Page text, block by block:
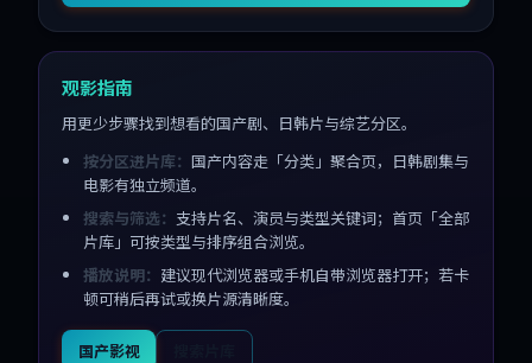
观影指南
用更少步骤找到想看的国产剧、日韩片与综艺分区。
按分区进片库： 国产内容走「分类」聚合页，日韩剧集与
电影有独立频道。
搜索与筛选： 支持片名、演员与类型关键词；首页「全部
片库」可按类型与排序组合浏览。
播放说明： 建议现代浏览器或手机自带浏览器打开；若卡
顿可稍后再试或换片源清晰度。
国产影视